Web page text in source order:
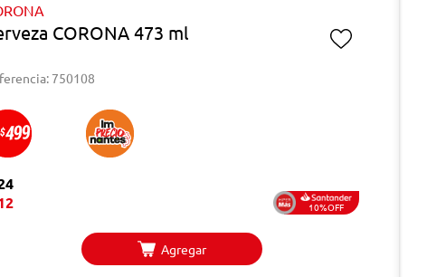
CORONA 473 ml
750108
10%OFF
Agregar